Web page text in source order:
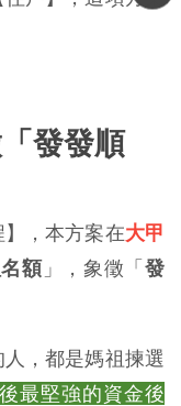
發發順
，本方案在大甲
額」，象徵「發
，都是媽祖揀選
最堅強的資金後